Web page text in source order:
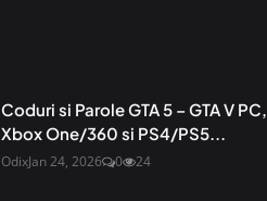
Coduri si Parole GTA 5 – GTA V PC,
Xbox One/360 si PS4/PS5...
OdixJan 24, 2026 0 24